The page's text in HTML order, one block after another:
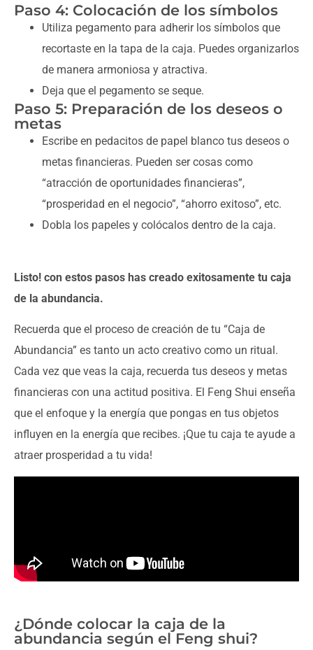
Paso 4: Colocación de los símbolos
Utiliza pegamento para adherir los símbolos que
recortaste en la tapa de la caja. Puedes organizarlos
de manera armoniosa y atractiva.
Deja que el pegamento se seque.
Paso 5: Preparación de los deseos o
metas
Escribe en pedacitos de papel blanco tus deseos o
metas financieras. Pueden ser cosas como
“atracción de oportunidades financieras”,
“prosperidad en el negocio”, “ahorro exitoso”, etc.
Dobla los papeles y colócalos dentro de la caja.
Listo! con estos pasos has creado exitosamente tu caja
de la abundancia.
Recuerda que el proceso de creación de tu “Caja de
Abundancia” es tanto un acto creativo como un ritual.
Cada vez que veas la caja, recuerda tus deseos y metas
financieras con una actitud positiva. El Feng Shui enseña
que el enfoque y la energía que pongas en tus objetos
influyen en la energía que recibes. ¡Que tu caja te ayude a
atraer prosperidad a tu vida!
¿Dónde colocar la caja de la
abundancia según el Feng shui?